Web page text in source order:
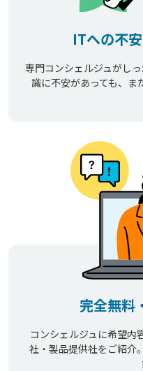
ITへの不
専門コンシェルジュがし
識に不安があっても、ま
完全無料
コンシェルジュに希望内
社・製品提供社をご紹介